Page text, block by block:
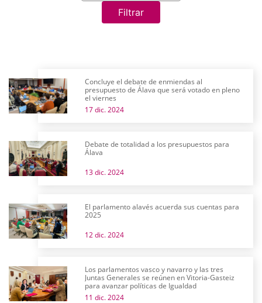
Filtrar
Concluye el debate de enmiendas al
presupuesto de Álava que será votado en pleno
el viernes
17 dic. 2024
Debate de totalidad a los presupuestos para
Álava
13 dic. 2024
El parlamento alavés acuerda sus cuentas para
2025
12 dic. 2024
Los parlamentos vasco y navarro y las tres
Juntas Generales se reúnen en Vitoria-Gasteiz
para avanzar políticas de Igualdad
11 dic. 2024